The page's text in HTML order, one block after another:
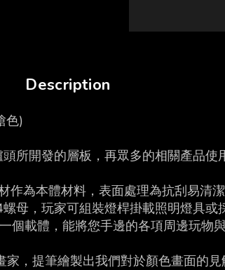
Description
色)
所開發的層板，再眾多的相關產品使
為本體材料，表面處理為抗刮易清潔
，玩家可組裝燈桿掛載照明燈具或
載體，能將您手邊的各項周邊玩物
，提筆繪製出我們對於顏色畫面的見